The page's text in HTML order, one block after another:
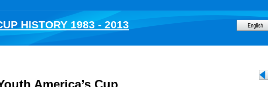
America’s Cup
HISTORY 1983 - 2013